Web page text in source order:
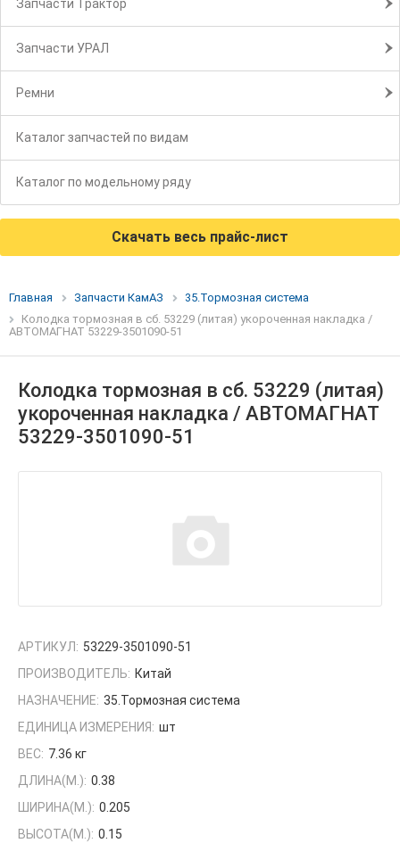
Запчасти Трактор
Запчасти УРАЛ
Ремни
Каталог запчастей по видам
Каталог по модельному ряду
Скачать весь прайс-лист
Главная Запчасти КамАЗ
35.Тормозная система
Колодка тормозная в сб. 53229 (литая) укороченная накладка /
АВТОМАГНАТ 53229-3501090-51
Колодка тормозная в сб. 53229 (литая)
укороченная накладка / АВТОМАГНАТ
53229-3501090-51
АРТИКУЛ: 53229-3501090-51
ПРОИЗВОДИТЕЛЬ: Китай
НАЗНАЧЕНИЕ: 35.Тормозная система
ЕДИНИЦА ИЗМЕРЕНИЯ: шт
ВЕС: 7.36 кг
ДЛИНА(М.): 0.38
ШИРИНА(М.): 0.205
ВЫСОТА(М.): 0.15